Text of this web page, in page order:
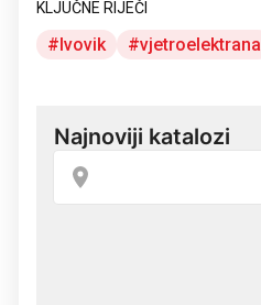
KLJUČNE RIJEČI
Ivovik vjetroelektrana